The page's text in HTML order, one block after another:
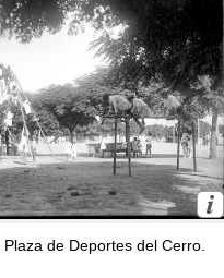
Plaza de Deportes del Cerro.